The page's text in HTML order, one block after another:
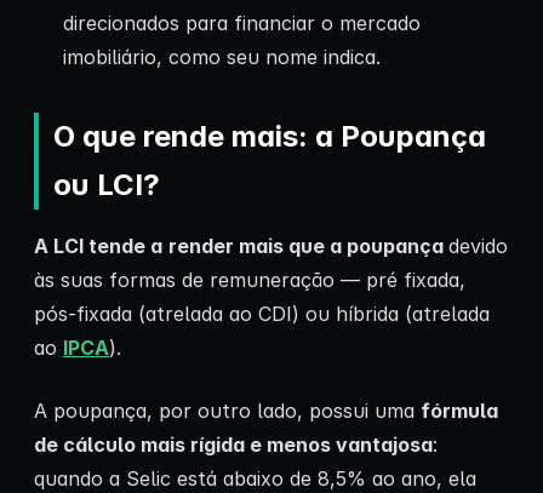
direcionados para financiar o mercado
imobiliário, como seu nome indica.
O que rende mais: a Poupança
ou LCI?
A LCI tende a render mais que a poupança devido
às suas formas de remuneração — pré fixada,
pós-fixada (atrelada ao CDI) ou híbrida (atrelada
ao IPCA).
A poupança, por outro lado, possui uma fórmula
de cálculo mais rígida e menos vantajosa:
quando a Selic está abaixo de 8,5% ao ano, ela